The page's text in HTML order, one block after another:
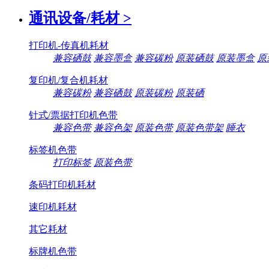
通讯设备/耗材 >
打印机-传真机耗材
兼容硒鼓 兼容墨盒 兼容碳粉 原装硒鼓 原装墨盒
复印机/复合机耗材
兼容碳粉 兼容硒鼓 原装碳粉 原装硒
针式/票据打印机色带
兼容色带 兼容色架 原装色带 原装色带架 睡衣
标签机色带
打印标签 原装色带
条码打印机耗材
速印机耗材
其它耗材
标牌机色带